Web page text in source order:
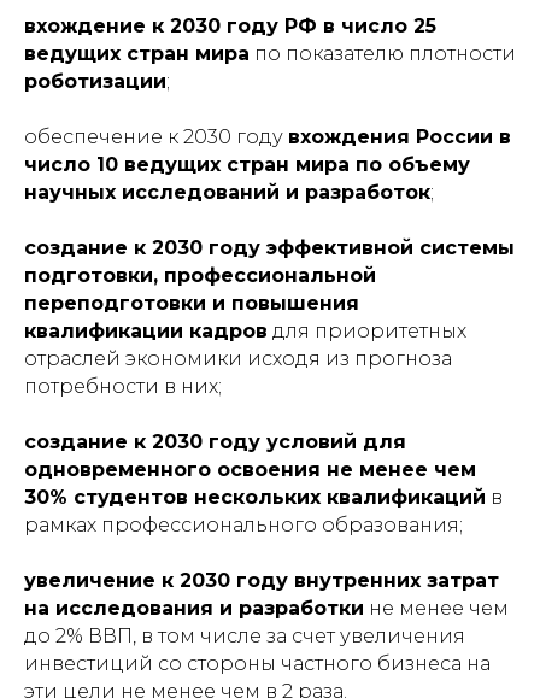
вхождение к 2030 году РФ в число 25
ведущих стран мира по показателю плотности
роботизации;
обеспечение к 2030 году вхождения России в
число 10 ведущих стран мира по объему
научных исследований и разработок;
создание к 2030 году эффективной системы
подготовки, профессиональной
переподготовки и повышения
квалификации кадров для приоритетных
отраслей экономики исходя из прогноза
потребности в них;
создание к 2030 году условий для
одновременного освоения не менее чем
30% студентов нескольких квалификаций в
рамках профессионального образования;
увеличение к 2030 году внутренних затрат
на исследования и разработки не менее чем
до 2% ВВП, в том числе за счет увеличения
инвестиций со стороны частного бизнеса на
эти цели не менее чем в 2 раза.